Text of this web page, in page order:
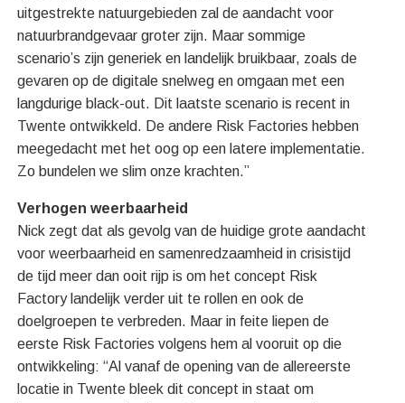
uitgestrekte natuurgebieden zal de aandacht voor
natuurbrandgevaar groter zijn. Maar sommige
scenario’s zijn generiek en landelijk bruikbaar, zoals de
gevaren op de digitale snelweg en omgaan met een
langdurige black-out. Dit laatste scenario is recent in
Twente ontwikkeld. De andere Risk Factories hebben
meegedacht met het oog op een latere implementatie.
Zo bundelen we slim onze krachten.”
Verhogen weerbaarheid
Nick zegt dat als gevolg van de huidige grote aandacht
voor weerbaarheid en samenredzaamheid in crisistijd
de tijd meer dan ooit rijp is om het concept Risk
Factory landelijk verder uit te rollen en ook de
doelgroepen te verbreden. Maar in feite liepen de
eerste Risk Factories volgens hem al vooruit op die
ontwikkeling: “Al vanaf de opening van de allereerste
locatie in Twente bleek dit concept in staat om